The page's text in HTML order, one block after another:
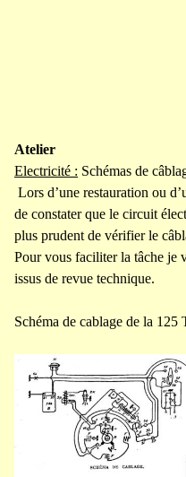
Atelier
Electricité : Schémas de
Lors d’une restauration ou
de constater que le circuit
plus prudent de vérifier le
Pour vous faciliter la tâche je
issus de revue technique.
Schéma de cablage de la 125